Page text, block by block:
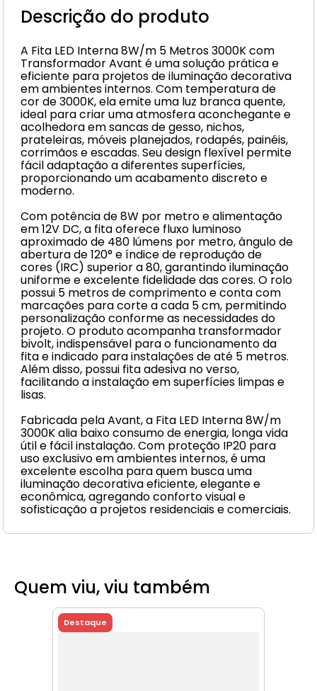
Descrição do produto
A Fita LED Interna 8W/m 5 Metros 3000K com
Transformador Avant é uma solução prática e
eficiente para projetos de iluminação decorativa
em ambientes internos. Com temperatura de
cor de 3000K, ela emite uma luz branca quente,
ideal para criar uma atmosfera aconchegante e
acolhedora em sancas de gesso, nichos,
prateleiras, móveis planejados, rodapés, painéis,
corrimãos e escadas. Seu design flexível permite
fácil adaptação a diferentes superfícies,
proporcionando um acabamento discreto e
moderno.
Com potência de 8W por metro e alimentação
em 12V DC, a fita oferece fluxo luminoso
aproximado de 480 lúmens por metro, ângulo de
abertura de 120° e índice de reprodução de
cores (IRC) superior a 80, garantindo iluminação
uniforme e excelente fidelidade das cores. O rolo
possui 5 metros de comprimento e conta com
marcações para corte a cada 5 cm, permitindo
personalização conforme as necessidades do
projeto. O produto acompanha transformador
bivolt, indispensável para o funcionamento da
fita e indicado para instalações de até 5 metros.
Além disso, possui fita adesiva no verso,
facilitando a instalação em superfícies limpas e
lisas.
Fabricada pela Avant, a Fita LED Interna 8W/m
3000K alia baixo consumo de energia, longa vida
útil e fácil instalação. Com proteção IP20 para
uso exclusivo em ambientes internos, é uma
excelente escolha para quem busca uma
iluminação decorativa eficiente, elegante e
econômica, agregando conforto visual e
sofisticação a projetos residenciais e comerciais.
Quem viu, viu também
Destaque